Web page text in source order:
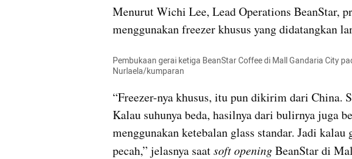
Menurut Wichi Lee, Lead Operations BeanStar,
menggunakan freezer khusus yang didatangkan
Pembukaan gerai ketiga BeanStar Coffee di Mall Gandaria City
Nurlaela/kumparan
“Freezer-nya khusus, itu pun dikirim dari China.
Kalau suhunya beda, hasilnya dari bulirnya juga
menggunakan ketebalan glass standar. Jadi
pecah,” jelasnya saat soft opening BeanStar di